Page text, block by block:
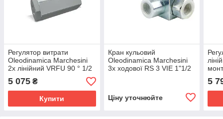
Регулятор витрати
Oleodinamica Marchesini
2х лінійний VRFU 90 ° 1/2
"COMP.
5 075 ₴
Купити
Кран кульовий
Oleodinamica Marchesini
3х ходової RS 3 VIE 1"1/2
Ціну уточнюйте
5